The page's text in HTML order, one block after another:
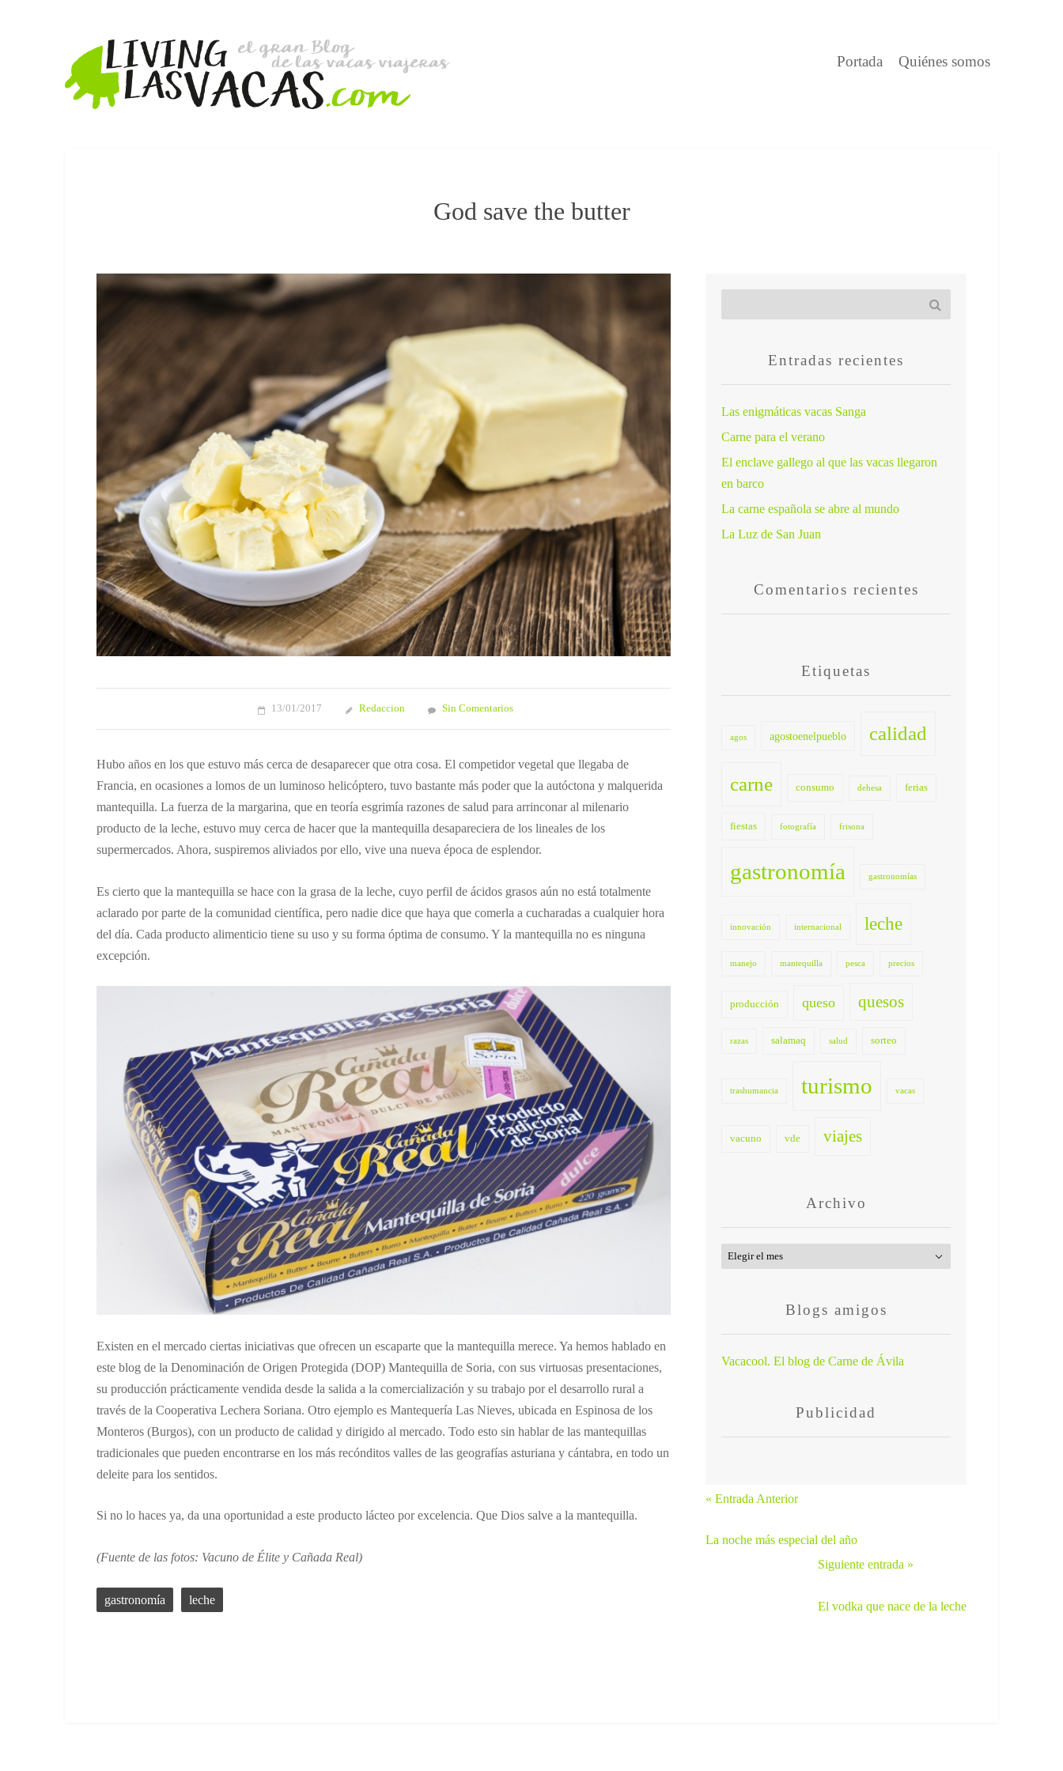
Portada Quiénes somos
God save the butter
13/01/2017 Redaccion Sin Comentarios
Hubo años en los que estuvo más cerca de desaparecer que otra cosa. El competidor vegetal que llegaba de
Francia, en ocasiones a lomos de un luminoso helicóptero, tuvo bastante más poder que la autóctona y malquerida
mantequilla. La fuerza de la margarina, que en teoría esgrimía razones de salud para arrinconar al milenario
producto de la leche, estuvo muy cerca de hacer que la mantequilla desapareciera de los lineales de los
supermercados. Ahora, suspiremos aliviados por ello, vive una nueva época de esplendor.
Es cierto que la mantequilla se hace con la grasa de la leche, cuyo perfil de ácidos grasos aún no está totalmente
aclarado por parte de la comunidad científica, pero nadie dice que haya que comerla a cucharadas a cualquier hora
del día. Cada producto alimenticio tiene su uso y su forma óptima de consumo. Y la mantequilla no es ninguna
excepción.
Existen en el mercado ciertas iniciativas que ofrecen un escaparte que la mantequilla merece. Ya hemos hablado en
este blog de la Denominación de Origen Protegida (DOP) Mantequilla de Soria, con sus virtuosas presentaciones,
su producción prácticamente vendida desde la salida a la comercialización y su trabajo por el desarrollo rural a
través de la Cooperativa Lechera Soriana. Otro ejemplo es Mantequería Las Nieves, ubicada en Espinosa de los
Monteros (Burgos), con un producto de calidad y dirigido al mercado. Todo esto sin hablar de las mantequillas
tradicionales que pueden encontrarse en los más recónditos valles de las geografías asturiana y cántabra, en todo un
deleite para los sentidos.
Si no lo haces ya, da una oportunidad a este producto lácteo por excelencia. Que Dios salve a la mantequilla.
(Fuente de las fotos: Vacuno de Élite y Cañada Real)
gastronomía leche
Entradas recientes
Las enigmáticas vacas Sanga
Carne para el verano
El enclave gallego al que las vacas llegaron
en barco
La carne española se abre al mundo
La Luz de San Juan
Comentarios recientes
Etiquetas
agos agostoenelpueblo calidad
carne consumo dehesa ferias
fiestas fotografía frisona
gastronomía gastronomías
innovación internacional leche
manejo mantequilla pesca precios
producción queso quesos
razas salamaq salud sorteo
trashumancia turismo vacas
vacuno vde viajes
Archivo
Archivo
Blogs amigos
Vacacool. El blog de Carne de Ávila
Publicidad
« Entrada Anterior
La noche más especial del año
Siguiente entrada »
El vodka que nace de la leche